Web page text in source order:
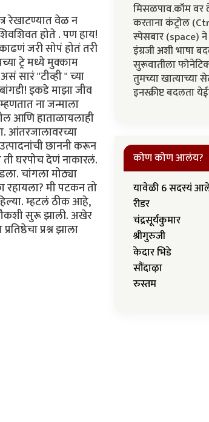
रेखाटण्यात वेळ न
होते . पण हाय!
जरी सोपं होतं तरी
ट्रे मध्ये मुक्काम
सारं "टीव्ही " च्या
इकडे माझा जीव
ना जन्माला
आणि हाताळायलाही
आंतरजालावरच्या
छाननी करून
ती घरपोच देणं नाकारलं.
चांगला मोठ्या
मी‌ पटकन तो
म्हटलं ठीक आहे,
सुरू झाली. अखेर
प्रश्न झाला
मिसळपाव.कॉम
करताना कंट्रोल
स्पेसबार (space) ने
इंग्रजी अशी भाषा
सुरूवातीला
तुमच्या खात्याच्या
इनस्क्रीप्ट बदलता
कोण कोण आलंय?
यावेळी 6 सदस्यं
रीडर
चंद्रसूर्यकुमार
श्रीगुरुजी
केदार भिडे
सौंदाऴा
रुस्तम